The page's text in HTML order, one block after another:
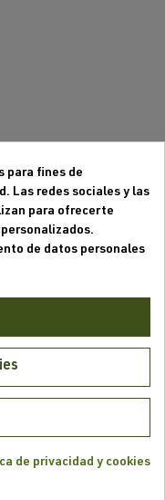
¿Hablamos?
para fines de
Las redes sociales y las
para ofrecerte
de datos personales
de privacidad y cookies